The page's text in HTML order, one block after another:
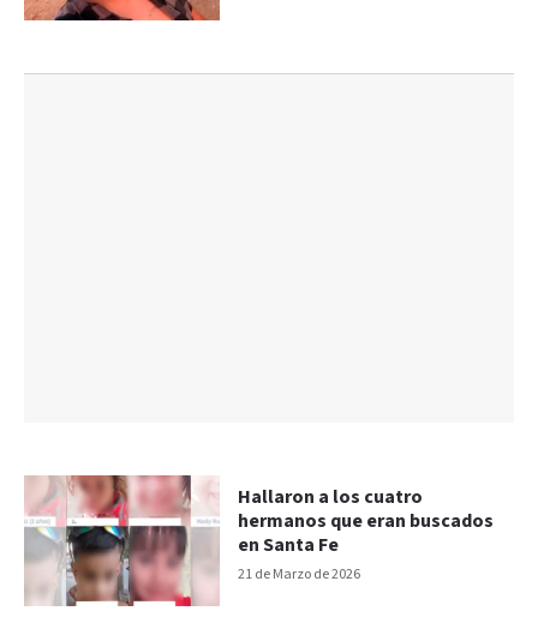
21 de Marzo de 2026
Hallaron a los cuatro
hermanos que eran buscados
en Santa Fe